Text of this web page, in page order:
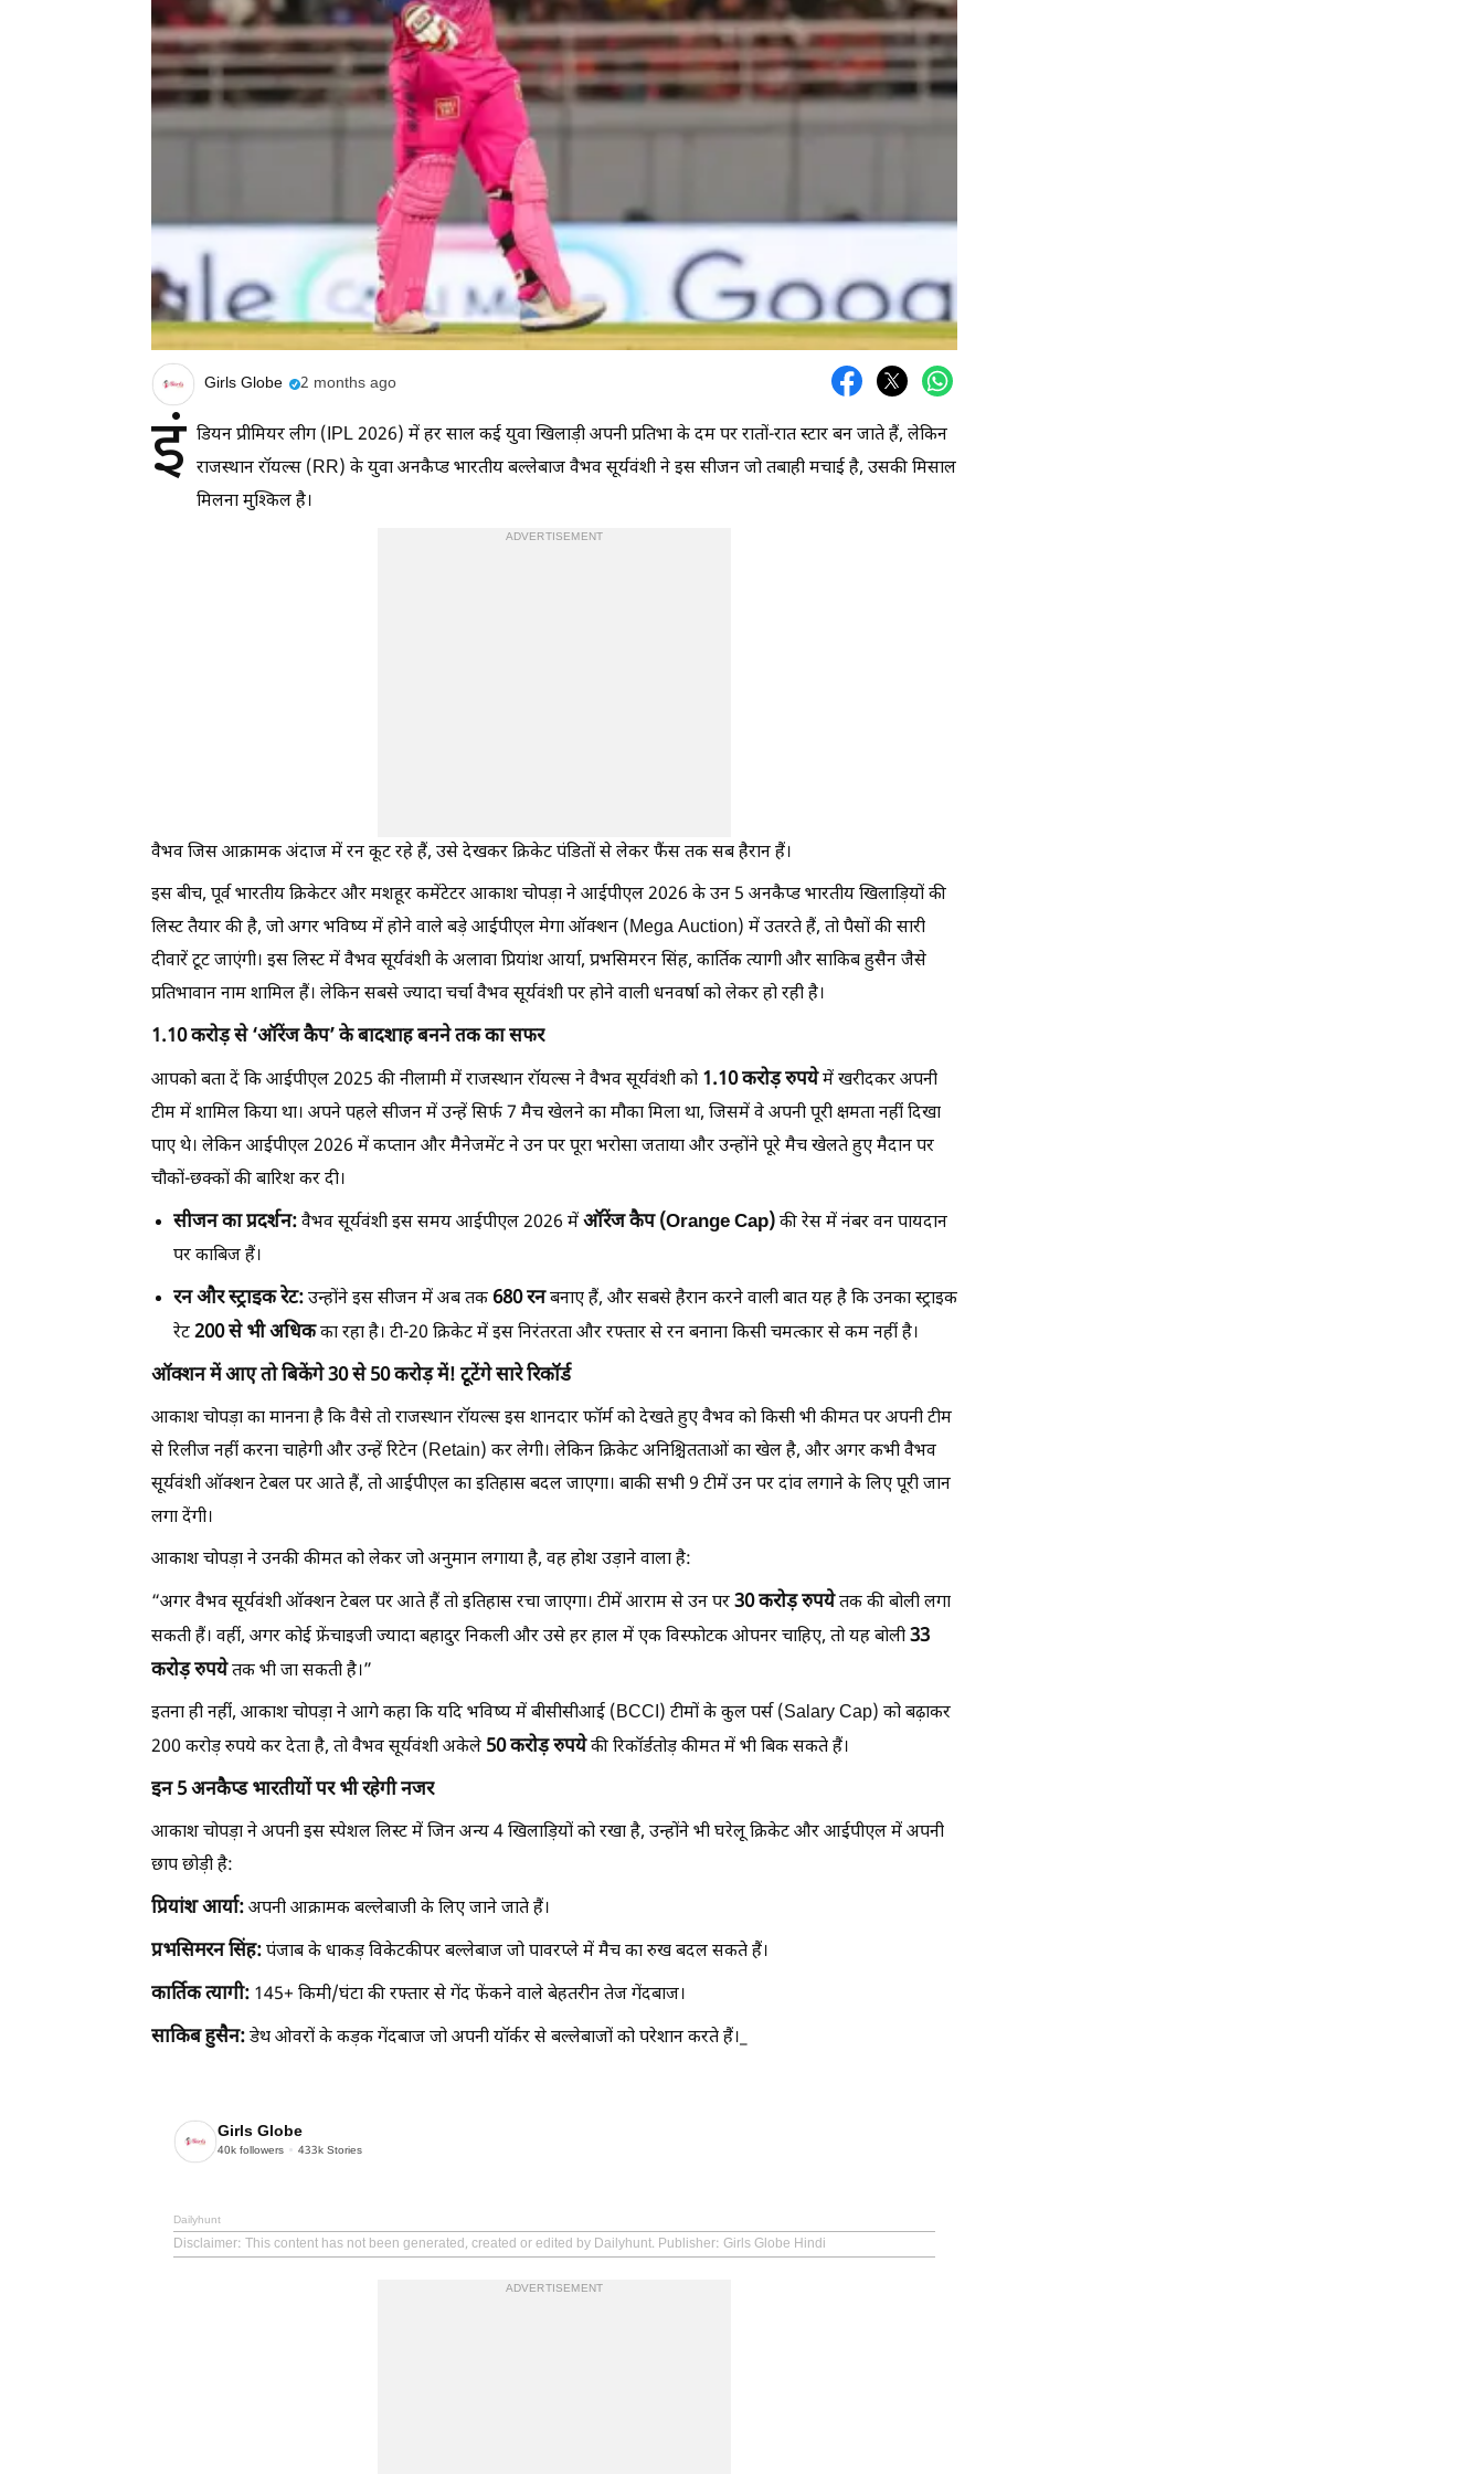
Girls Globe 2 months ago
इं डियन प्रीमियर लीग (IPL 2026) में हर साल कई युवा खिलाड़ी अपनी प्रतिभा के दम पर रातों-रात स्टार बन जाते हैं, लेकिन
राजस्थान रॉयल्स (RR) के युवा अनकैप्ड भारतीय बल्लेबाज वैभव सूर्यवंशी ने इस सीजन जो तबाही मचाई है, उसकी मिसाल
मिलना मुश्किल है।
ADVERTISEMENT
वैभव जिस आक्रामक अंदाज में रन कूट रहे हैं, उसे देखकर क्रिकेट पंडितों से लेकर फैंस तक सब हैरान हैं।
इस बीच, पूर्व भारतीय क्रिकेटर और मशहूर कमेंटेटर आकाश चोपड़ा ने आईपीएल 2026 के उन 5 अनकैप्ड भारतीय खिलाड़ियों की
लिस्ट तैयार की है, जो अगर भविष्य में होने वाले बड़े आईपीएल मेगा ऑक्शन (Mega Auction) में उतरते हैं, तो पैसों की सारी
दीवारें टूट जाएंगी। इस लिस्ट में वैभव सूर्यवंशी के अलावा प्रियांश आर्या, प्रभसिमरन सिंह, कार्तिक त्यागी और साकिब हुसैन जैसे
प्रतिभावान नाम शामिल हैं। लेकिन सबसे ज्यादा चर्चा वैभव सूर्यवंशी पर होने वाली धनवर्षा को लेकर हो रही है।
1.10 करोड़ से ‘ऑरेंज कैप’ के बादशाह बनने तक का सफर
आपको बता दें कि आईपीएल 2025 की नीलामी में राजस्थान रॉयल्स ने वैभव सूर्यवंशी को 1.10 करोड़ रुपयेमें खरीदकर अपनी
टीम में शामिल किया था। अपने पहले सीजन में उन्हें सिर्फ 7 मैच खेलने का मौका मिला था, जिसमें वे अपनी पूरी क्षमता नहीं दिखा
पाए थे। लेकिन आईपीएल 2026 में कप्तान और मैनेजमेंट ने उन पर पूरा भरोसा जताया और उन्होंने पूरे मैच खेलते हुए मैदान पर
चौकों-छक्कों की बारिश कर दी।
सीजन का प्रदर्शन:वैभव सूर्यवंशी इस समय आईपीएल 2026 मेंऑरेंज कैप (Orange Cap)की रेस में नंबर वन पायदान
पर काबिज हैं।
रन और स्ट्राइक रेट:उन्होंने इस सीजन में अब तक 680 रनबनाए हैं, और सबसे हैरान करने वाली बात यह है कि उनका स्ट्राइक
रेट200 से भी अधिकका रहा है। टी-20 क्रिकेट में इस निरंतरता और रफ्तार से रन बनाना किसी चमत्कार से कम नहीं है।
ऑक्शन में आए तो बिकेंगे 30 से 50 करोड़ में! टूटेंगे सारे रिकॉर्ड
आकाश चोपड़ा का मानना है कि वैसे तो राजस्थान रॉयल्स इस शानदार फॉर्म को देखते हुए वैभव को किसी भी कीमत पर अपनी टीम
से रिलीज नहीं करना चाहेगी और उन्हें रिटेन (Retain) कर लेगी। लेकिन क्रिकेट अनिश्चितताओं का खेल है, और अगर कभी वैभव
सूर्यवंशी ऑक्शन टेबल पर आते हैं, तो आईपीएल का इतिहास बदल जाएगा। बाकी सभी 9 टीमें उन पर दांव लगाने के लिए पूरी जान
लगा देंगी।
आकाश चोपड़ा ने उनकी कीमत को लेकर जो अनुमान लगाया है, वह होश उड़ाने वाला है:
“अगर वैभव सूर्यवंशी ऑक्शन टेबल पर आते हैं तो इतिहास रचा जाएगा। टीमें आराम से उन पर30 करोड़ रुपयेतक की बोली लगा
सकती हैं। वहीं, अगर कोई फ्रेंचाइजी ज्यादा बहादुर निकली और उसे हर हाल में एक विस्फोटक ओपनर चाहिए, तो यह बोली33
करोड़ रुपयेतक भी जा सकती है।”
इतना ही नहीं, आकाश चोपड़ा ने आगे कहा कि यदि भविष्य में बीसीसीआई (BCCI) टीमों के कुल पर्स (Salary Cap) को बढ़ाकर
200 करोड़ रुपये कर देता है, तो वैभव सूर्यवंशी अकेले 50 करोड़ रुपयेकी रिकॉर्डतोड़ कीमत में भी बिक सकते हैं।
इन 5 अनकैप्ड भारतीयों पर भी रहेगी नजर
आकाश चोपड़ा ने अपनी इस स्पेशल लिस्ट में जिन अन्य 4 खिलाड़ियों को रखा है, उन्होंने भी घरेलू क्रिकेट और आईपीएल में अपनी
छाप छोड़ी है:
प्रियांश आर्या:अपनी आक्रामक बल्लेबाजी के लिए जाने जाते हैं।
प्रभसिमरन सिंह:पंजाब के धाकड़ विकेटकीपर बल्लेबाज जो पावरप्ले में मैच का रुख बदल सकते हैं।
कार्तिक त्यागी: 145+ किमी/घंटा की रफ्तार से गेंद फेंकने वाले बेहतरीन तेज गेंदबाज।
साकिब हुसैन:डेथ ओवरों के कड़क गेंदबाज जो अपनी यॉर्कर से बल्लेबाजों को परेशान करते हैं।_
Girls Globe
40k followers 433k Stories
Dailyhunt
Disclaimer: This content has not been generated, created or edited by Dailyhunt. Publisher: Girls Globe Hindi
ADVERTISEMENT